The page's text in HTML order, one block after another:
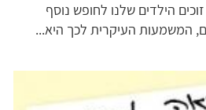
הילדים שלנו לחופש נוסף
המשמעות העיקרית לכך היא...